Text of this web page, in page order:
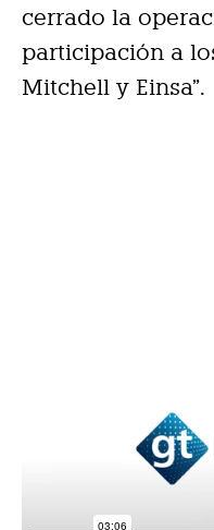
cerrado la
participación a
Mitchell y Einsa”.